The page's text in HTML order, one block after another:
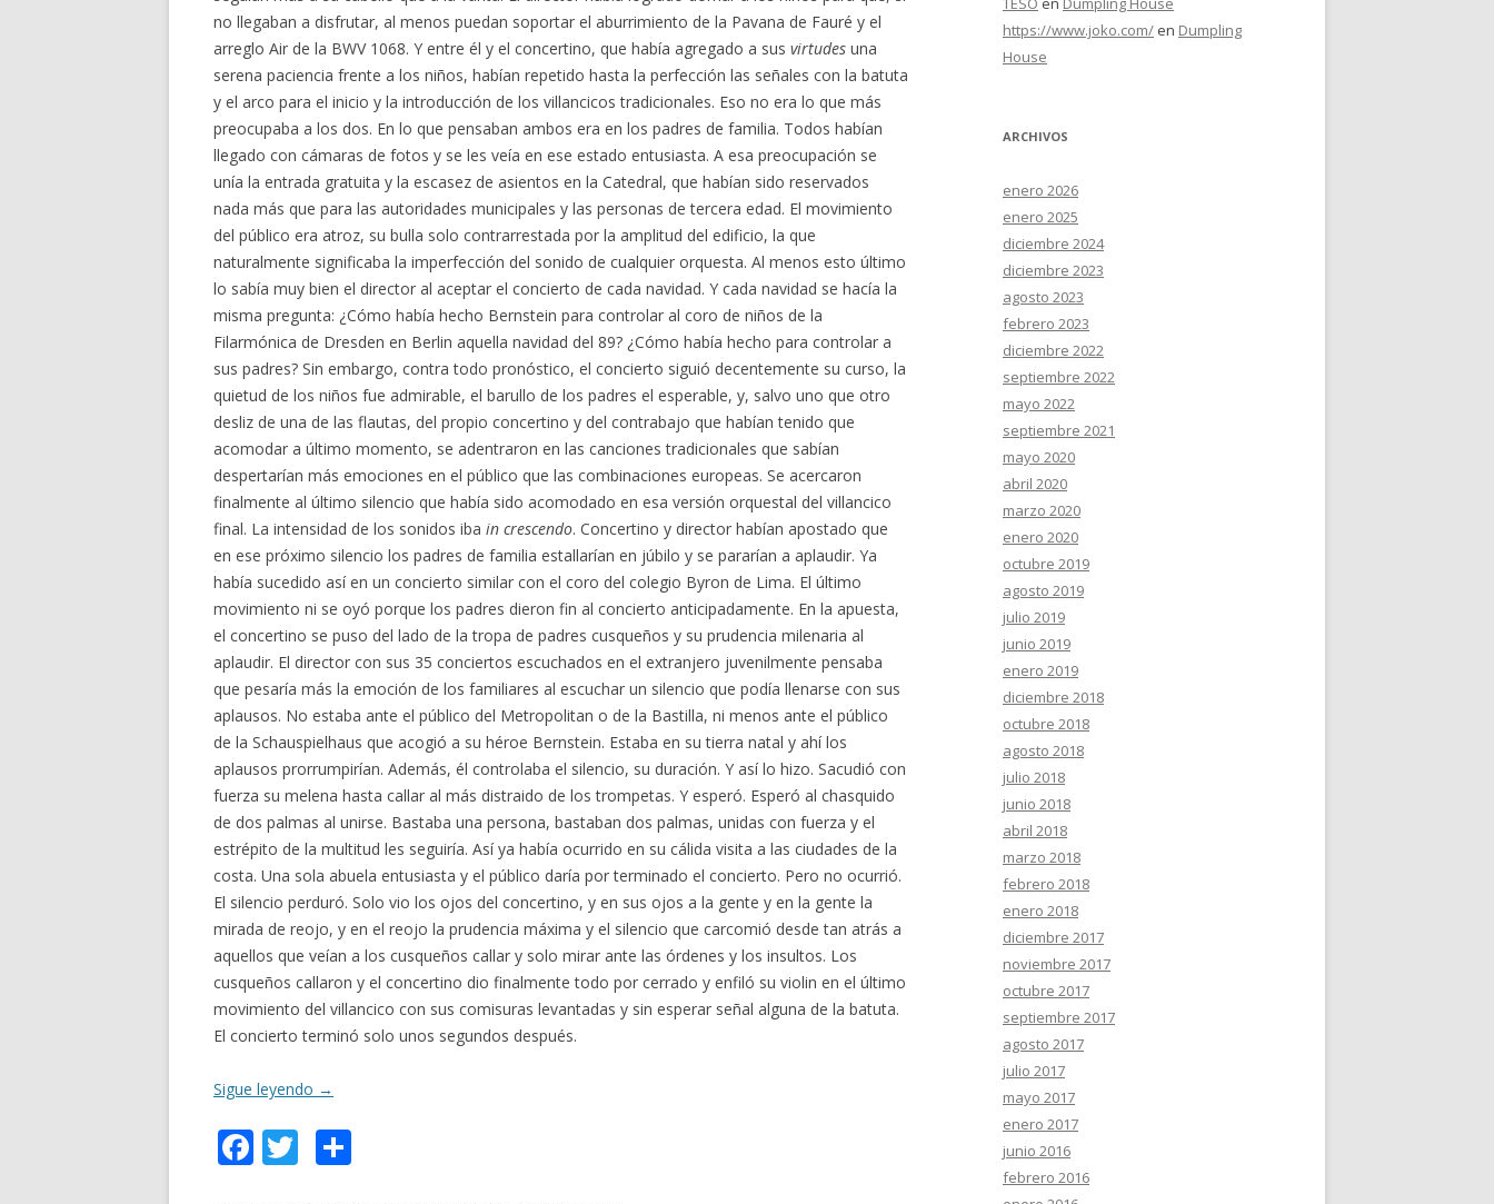
no llegaban a disfrutar, al menos puedan soportar el aburrimiento de la Pavana de Fauré y el
arreglo Air de la BWV 1068. Y entre él y el concertino, que había agregado a sus virtudes una
serena paciencia frente a los niños, habían repetido hasta la perfección las señales con la batuta
y el arco para el inicio y la introducción de los villancicos tradicionales. Eso no era lo que más
preocupaba a los dos. En lo que pensaban ambos era en los padres de familia. Todos habían
llegado con cámaras de fotos y se les veía en ese estado entusiasta. A esa preocupación se
unía la entrada gratuita y la escasez de asientos en la Catedral, que habían sido reservados
nada más que para las autoridades municipales y las personas de tercera edad. El movimiento
del público era atroz, su bulla solo contrarrestada por la amplitud del edificio, la que
naturalmente significaba la imperfección del sonido de cualquier orquesta. Al menos esto último
lo sabía muy bien el director al aceptar el concierto de cada navidad. Y cada navidad se hacía la
misma pregunta: ¿Cómo había hecho Bernstein para controlar al coro de niños de la
Filarmónica de Dresden en Berlin aquella navidad del 89? ¿Cómo había hecho para controlar a
sus padres? Sin embargo, contra todo pronóstico, el concierto siguió decentemente su curso, la
quietud de los niños fue admirable, el barullo de los padres el esperable, y, salvo uno que otro
desliz de una de las flautas, del propio concertino y del contrabajo que habían tenido que
acomodar a último momento, se adentraron en las canciones tradicionales que sabían
despertarían más emociones en el público que las combinaciones europeas. Se acercaron
finalmente al último silencio que había sido acomodado en esa versión orquestal del villancico
final. La intensidad de los sonidos iba in crescendo. Concertino y director habían apostado que
en ese próximo silencio los padres de familia estallarían en júbilo y se pararían a aplaudir. Ya
había sucedido así en un concierto similar con el coro del colegio Byron de Lima. El último
movimiento ni se oyó porque los padres dieron fin al concierto anticipadamente. En la apuesta,
el concertino se puso del lado de la tropa de padres cusqueños y su prudencia milenaria al
aplaudir. El director con sus 35 conciertos escuchados en el extranjero juvenilmente pensaba
que pesaría más la emoción de los familiares al escuchar un silencio que podía llenarse con sus
aplausos. No estaba ante el público del Metropolitan o de la Bastilla, ni menos ante el público
de la Schauspielhaus que acogió a su héroe Bernstein. Estaba en su tierra natal y ahí los
aplausos prorrumpirían. Además, él controlaba el silencio, su duración. Y así lo hizo. Sacudió con
fuerza su melena hasta callar al más distraido de los trompetas. Y esperó. Esperó al chasquido
de dos palmas al unirse. Bastaba una persona, bastaban dos palmas, unidas con fuerza y el
estrépito de la multitud les seguiría. Así ya había ocurrido en su cálida visita a las ciudades de la
costa. Una sola abuela entusiasta y el público daría por terminado el concierto. Pero no ocurrió.
El silencio perduró. Solo vio los ojos del concertino, y en sus ojos a la gente y en la gente la
mirada de reojo, y en el reojo la prudencia máxima y el silencio que carcomió desde tan atrás a
aquellos que veían a los cusqueños callar y solo mirar ante las órdenes y los insultos. Los
cusqueños callaron y el concertino dio finalmente todo por cerrado y enfiló su violin en el último
movimiento del villancico con sus comisuras levantadas y sin esperar señal alguna de la batuta.
El concierto terminó solo unos segundos después.
Sigue leyendo →
F T
https://www.joko.com/ en Dumpling
House
ARCHIVOS
enero 2026
enero 2025
diciembre 2024
diciembre 2023
agosto 2023
febrero 2023
diciembre 2022
septiembre 2022
mayo 2022
septiembre 2021
mayo 2020
abril 2020
marzo 2020
enero 2020
octubre 2019
agosto 2019
julio 2019
junio 2019
enero 2019
diciembre 2018
octubre 2018
agosto 2018
julio 2018
junio 2018
abril 2018
marzo 2018
febrero 2018
enero 2018
diciembre 2017
noviembre 2017
octubre 2017
septiembre 2017
agosto 2017
julio 2017
mayo 2017
enero 2017
junio 2016
febrero 2016